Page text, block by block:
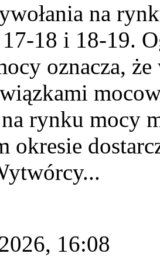
na
18 i 18-19.
oznacza,
rynku mocy
okresie
16:08